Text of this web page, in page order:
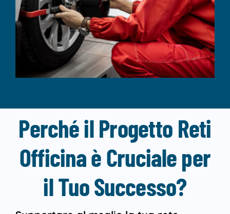
Perché il Progetto Reti
Officina è Cruciale per
il Tuo Successo?